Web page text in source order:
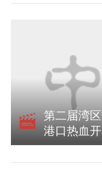
第二届湾
港口热血开